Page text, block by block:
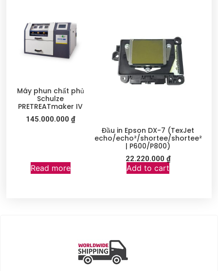
Máy phun chất phủ
Schulze
PRETREATmaker IV
145.000.000 ₫
Read more
Đầu in Epson DX-7 (TexJet
echo/echo²/shortee/shortee²
| P600/P800)
22.220.000 ₫
Add to cart